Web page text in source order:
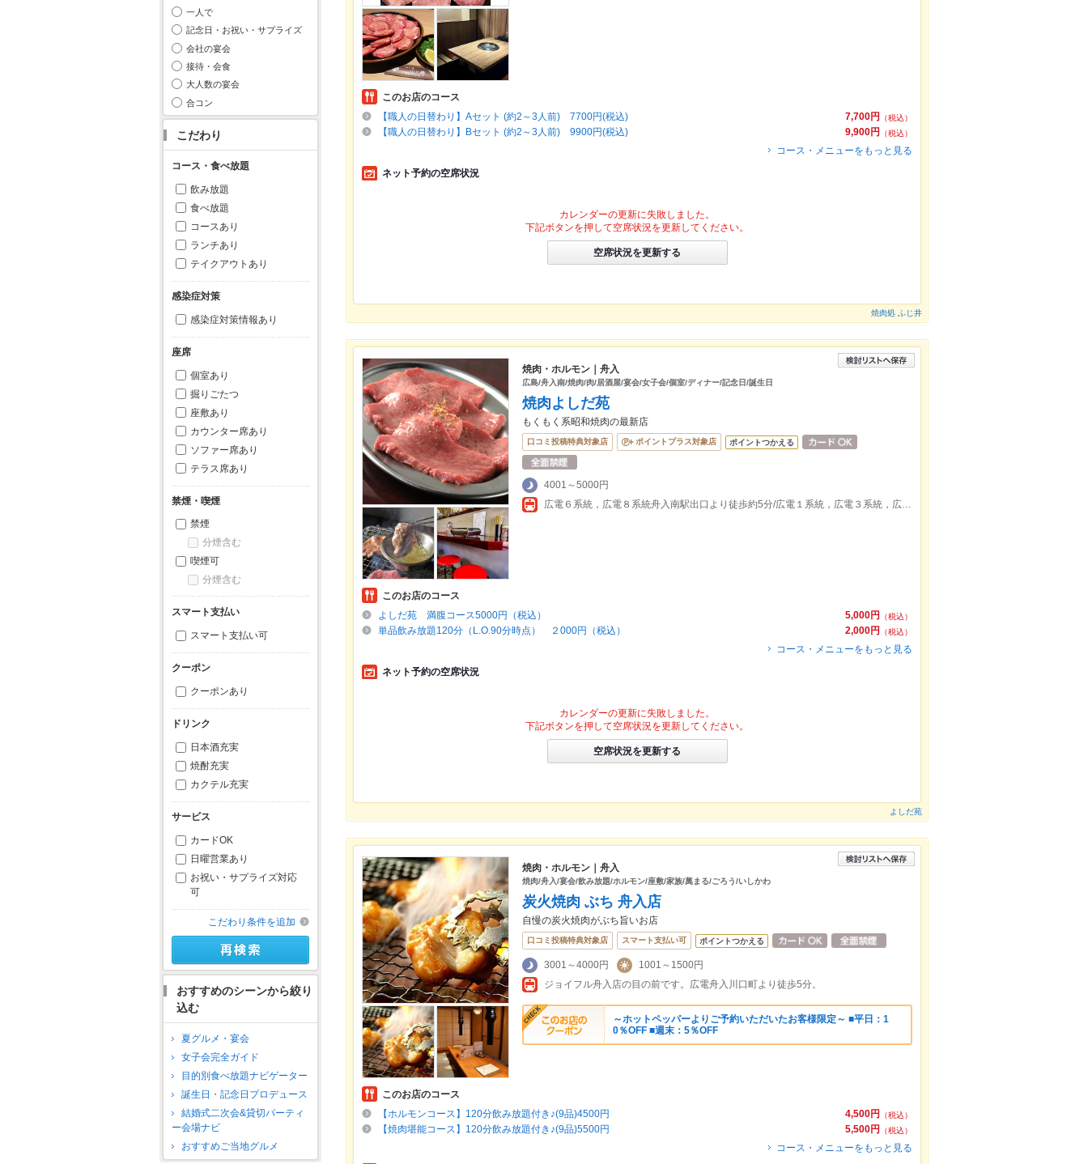
一人で
記念日・お祝い・サプライズ
会社の宴会
接待・会食
大人数の宴会
合コン
こだわり
コース・食べ放題
飲み放題
食べ放題
コースあり
ランチあり
テイクアウトあり
感染症対策
感染症対策情報あり
座席
個室あり
掘りごたつ
座敷あり
カウンター席あり
ソファー席あり
テラス席あり
禁煙・喫煙
禁煙
分煙含む
喫煙可
分煙含む
スマート支払い
スマート支払い可
クーポン
クーポンあり
ドリンク
日本酒充実
焼酎充実
カクテル充実
サービス
カードOK
日曜営業あり
お祝い・サプライズ対応
可
こだわり条件を追加
おすすめのシーンから絞り
込む
夏グルメ・宴会
女子会完全ガイド
目的別食べ放題ナビゲーター
誕生日・記念日プロデュース
結婚式二次会&貸切パーティ
ー会場ナビ
おすすめご当地グルメ
このお店のコース
7,700円
（税込）
【職人の日替わり】Aセット (約2～3人前) 7700円(税込)
9,900円
（税込）
【職人の日替わり】Bセット (約2～3人前) 9900円(税込)
コース・メニューをもっと見る
ネット予約の空席状況
カレンダーの更新に失敗しました。
下記ボタンを押して空席状況を更新してください。
空席状況を更新する
焼肉処 ふじ井
焼肉・ホルモン｜舟入
広島/舟入南/焼肉/肉/居酒屋/宴会/女子会/個室/ディナー/記念日/誕生日
焼肉よしだ苑
もくもく系昭和焼肉の最新店
口コミ投稿特典対象店 ポイントプラス対象店 ポイントつかえる
4001～5000円
広電６系統，広電８系統舟入南駅出口より徒歩約5分/広電１系統，広電３系統，広電７系統日赤病院前駅出口より徒歩約31分
このお店のコース
5,000円
（税込）
よしだ苑 満腹コース5000円（税込）
2,000円
（税込）
単品飲み放題120分（L.O.90分時点） ２000円（税込）
コース・メニューをもっと見る
ネット予約の空席状況
カレンダーの更新に失敗しました。
下記ボタンを押して空席状況を更新してください。
空席状況を更新する
よしだ苑
焼肉・ホルモン｜舟入
焼肉/舟入/宴会/飲み放題/ホルモン/座敷/家族/萬まる/ごろう/いしかわ
炭火焼肉 ぶち 舟入店
自慢の炭火焼肉がぶち旨いお店
口コミ投稿特典対象店 スマート支払い可 ポイントつかえる
3001～4000円
1001～1500円
ジョイフル舟入店の目の前です。広電舟入川口町より徒歩5分。
～ホットペッパーよりご予約いただいたお客様限定～ ■平日：1
0％OFF ■週末：5％OFF
このお店のコース
4,500円
（税込）
【ホルモンコース】120分飲み放題付き♪(9品)4500円
5,500円
（税込）
【焼肉堪能コース】120分飲み放題付き♪(9品)5500円
コース・メニューをもっと見る